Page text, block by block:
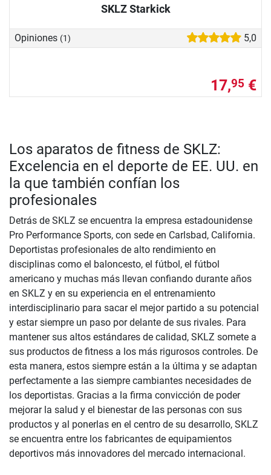
SKLZ Starkick
Opiniones (1) 5,0
17,95 €
Los aparatos de fitness de SKLZ:
Excelencia en el deporte de EE. UU. en
la que también confían los
profesionales
Detrás de SKLZ se encuentra la empresa estadounidense
Pro Performance Sports, con sede en Carlsbad, California.
Deportistas profesionales de alto rendimiento en
disciplinas como el baloncesto, el fútbol, el fútbol
americano y muchas más llevan confiando durante años
en SKLZ y en su experiencia en el entrenamiento
interdisciplinario para sacar el mejor partido a su potencial
y estar siempre un paso por delante de sus rivales. Para
mantener sus altos estándares de calidad, SKLZ somete a
sus productos de fitness a los más rigurosos controles. De
esta manera, estos siempre están a la última y se adaptan
perfectamente a las siempre cambiantes necesidades de
los deportistas. Gracias a la firma convicción de poder
mejorar la salud y el bienestar de las personas con sus
productos y al ponerlas en el centro de su desarrollo, SKLZ
se encuentra entre los fabricantes de equipamientos
deportivos más innovadores del mercado internacional.